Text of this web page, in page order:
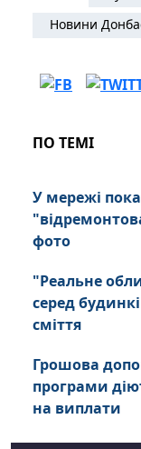
Новини
ПО ТЕМІ
У мережі
фото
"Реальне
серед
сміття
Грошова
програми
на виплати